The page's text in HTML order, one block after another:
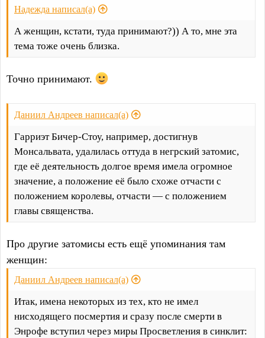
Надежда написал(а)
А женщин, кстати, туда принимают?)) А то, мне эта
тема тоже очень близка.
Точно принимают.
Даниил Андреев написал(а)
Гарриэт Бичер-Стоу, например, достигнув
Монсальвата, удалилась оттуда в негрский затомис,
где её деятельность долгое время имела огромное
значение, а положение её было схоже отчасти с
положением королевы, отчасти — с положением
главы священства.
Про другие затомисы есть ещё упоминания там
женщин:
Даниил Андреев написал(а)
Итак, имена некоторых из тех, кто не имел
нисходящего посмертия и сразу после смерти в
Энрофе вступил через миры Просветления в синклит: